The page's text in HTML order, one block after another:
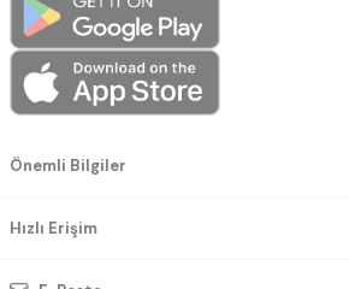
Önemli Bilgiler
Hızlı Erişim